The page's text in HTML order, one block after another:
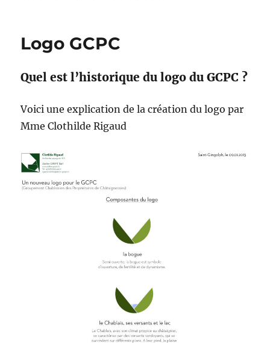
Logo GCPC
Quel est l’historique du logo du GCPC ?
Voici une explication de la création du logo par
Mme Clothilde Rigaud